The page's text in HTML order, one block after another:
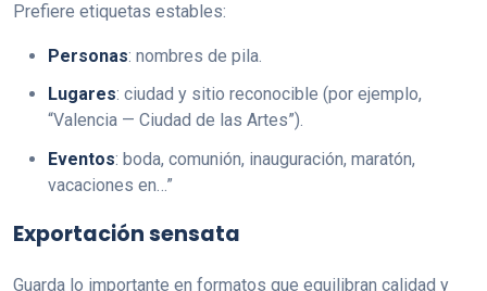
Prefiere etiquetas estables:
Personas: nombres de pila.
Lugares: ciudad y sitio reconocible (por ejemplo,
“Valencia — Ciudad de las Artes”).
Eventos: boda, comunión, inauguración, maratón,
vacaciones en…”
Exportación sensata
Guarda lo importante en formatos que equilibran calidad y